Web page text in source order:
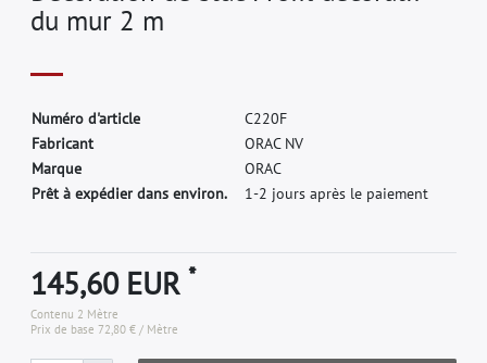
du mur 2 m
Numéro d'article C220F
Fabricant ORAC NV
Marque ORAC
Prêt à expédier dans environ.
1-2 jours après le paiement
145,60 EUR*
Contenu 2 Mètre
Prix de base72,80 € / Mètre